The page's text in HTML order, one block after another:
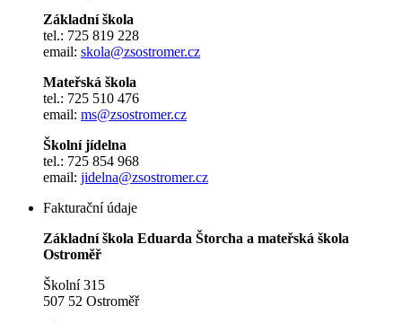
Základní škola
tel.: 725 819 228
email: skola@zsostromer.cz
Mateřská škola
tel.: 725 510 476
email: ms@zsostromer.cz
Školní jídelna
tel.: 725 854 968
email: jidelna@zsostromer.cz
Fakturační údaje
Základní škola Eduarda Štorcha a mateřská škola
Ostroměř
Školní 315
507 52 Ostroměř